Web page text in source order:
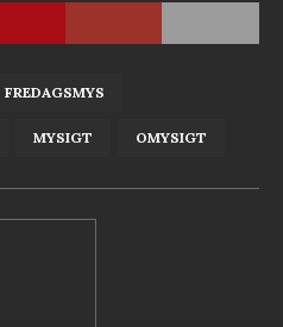
FREDAGSMYS
MYSIGT OMYSIGT